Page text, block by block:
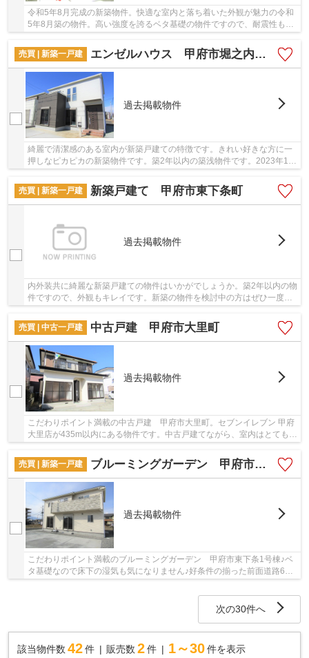
令和5年8月完成の新築物件。快適な室内と落ち着いた外観が魅力の令和
5年8月築の物件。高い強度を誇るベタ基礎の物件ですので、耐震性も良
売買 | 新築一戸建
エンゼルハウス 甲府市堀之内町①
過去掲載物件
綺麗で清潔感のある室内が新築戸建ての特徴です。きれい好きな方に一
押しなピカピカの新築物件です。築2年以内の築浅物件です。2023年1月
売買 | 新築一戸建
新築戸建て 甲府市東下条町
過去掲載物件
内外装共に綺麗な新築戸建ての物件はいかがでしょうか。築2年以内の物
件ですので、外観もキレイです。新築の物件を検討中の方はぜひ一度こ
売買 | 中古一戸建
中古戸建 甲府市大里町
過去掲載物件
こだわりポイント満載の中古戸建 甲府市大里町。セブンイレブン 甲府
大里店が435m以内にある物件です。中古戸建てながら、室内はとてもき
売買 | 新築一戸建
ブルーミングガーデン 甲府市東下条1号棟
過去掲載物件
こだわりポイント満載のブルーミングガーデン 甲府市東下条1号棟♪ベ
タ基礎なので床下の湿気も気になりません♪好条件の揃った前面道路6m
以上の物件をお薦めいたします♪内外装共に綺麗...
次の30件へ
該当物件数 42件 販売数 2 件 1～30 件を表示